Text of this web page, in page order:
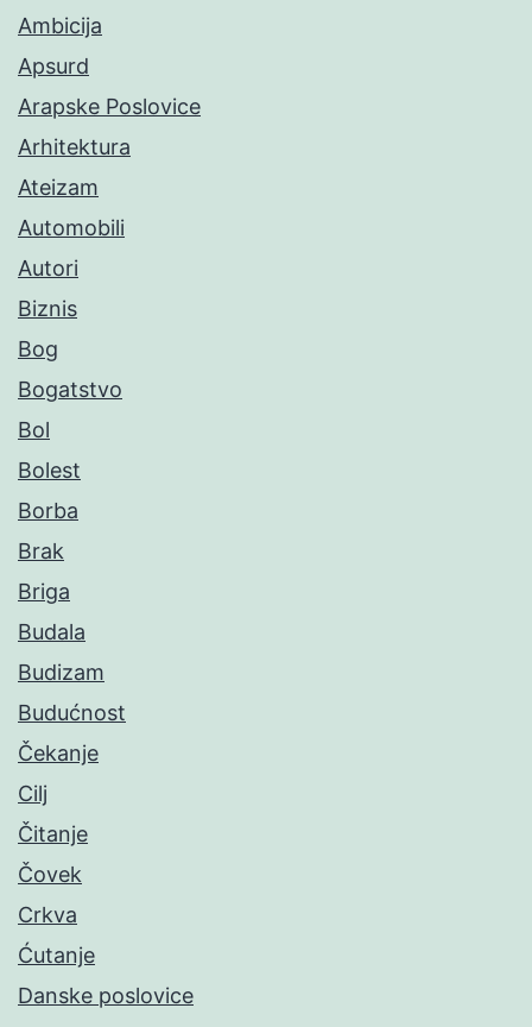
Ambicija
Apsurd
Arapske Poslovice
Arhitektura
Ateizam
Automobili
Autori
Biznis
Bog
Bogatstvo
Bol
Bolest
Borba
Brak
Briga
Budala
Budizam
Budućnost
Čekanje
Cilj
Čitanje
Čovek
Crkva
Ćutanje
Danske poslovice